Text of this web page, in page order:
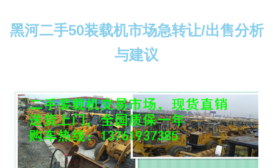
黑河二手50装载机市场急转让/出售分析
与建议